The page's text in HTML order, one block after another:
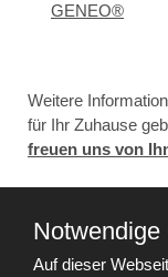
GENEO®
Weitere
für Ihr Zuhause
freuen uns von
Notwendige
Auf dieser